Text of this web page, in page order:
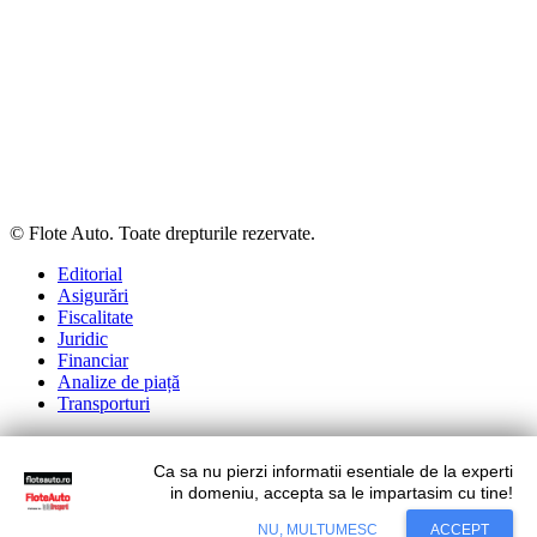
© Flote Auto. Toate drepturile rezervate.
Editorial
Asigurări
Fiscalitate
Juridic
Financiar
Analize de piață
Transporturi
Situl nostru utilizeaza cookies. Ce inseamna cookie?Aflati mai
mult...
Ca sa nu pierzi informatii esentiale de la experti
in domeniu, accepta sa le impartasim cu tine!
NU, MULTUMESC ACCEPT